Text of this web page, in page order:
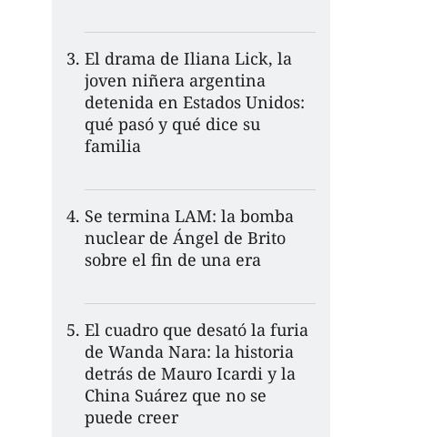
El drama de Iliana Lick, la
joven niñera argentina
detenida en Estados Unidos:
qué pasó y qué dice su
familia
Se termina LAM: la bomba
nuclear de Ángel de Brito
sobre el fin de una era
El cuadro que desató la furia
de Wanda Nara: la historia
detrás de Mauro Icardi y la
China Suárez que no se
puede creer